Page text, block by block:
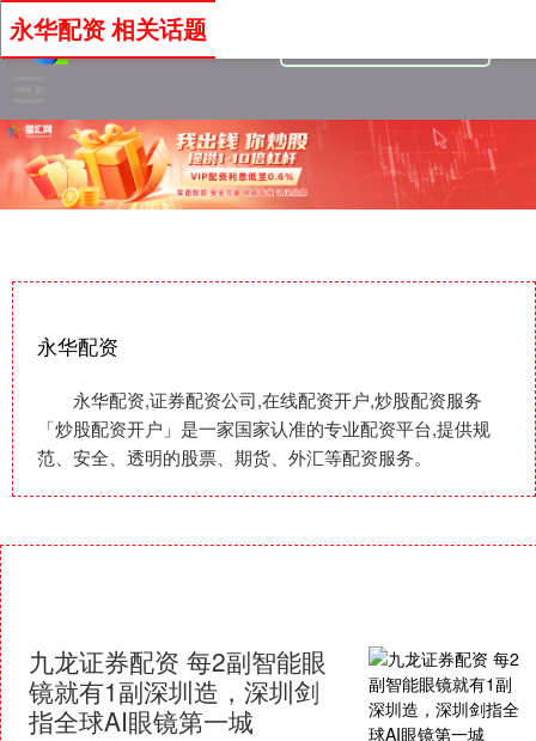
永华配资
永华配资,证券配资公司,在线配资开户,炒股配资服务
「炒股配资开户」是一家国家认准的专业配资平台,提供规
范、安全、透明的股票、期货、外汇等配资服务。
永华配资 相关话题
九龙证券配资 每2副智能眼
镜就有1副深圳造，深圳剑
指全球AI眼镜第一城